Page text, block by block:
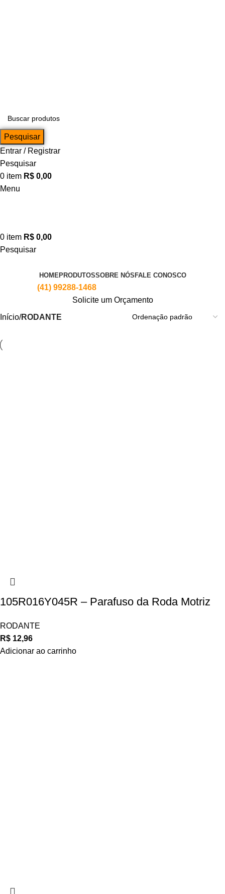
Pesquisar
Entrar / Registrar
Pesquisar
0 item R$ 0,00
Menu
0 item R$ 0,00
Pesquisar
HOMEPRODUTOSSOBRE NÓS FALE CONOSCO
(41) 99288-1468
Solicite um Orçamento
Início RODANTE
105R016Y045R – Parafuso da Roda Motriz
RODANTE
R$ 12,96
Adicionar ao carrinho